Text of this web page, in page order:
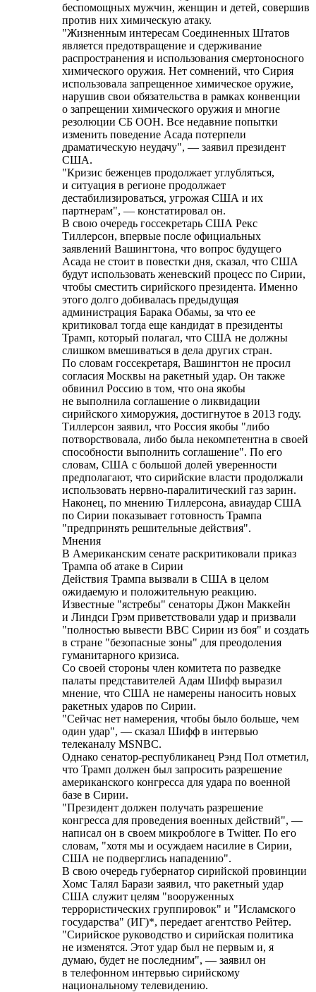
беспомощных мужчин, женщин и детей, совершив
против них химическую атаку.
"Жизненным интересам Соединенных Штатов
является предотвращение и сдерживание
распространения и использования смертоносного
химического оружия. Нет сомнений, что Сирия
использовала запрещенное химическое оружие,
нарушив свои обязательства в рамках конвенции
о запрещении химического оружия и многие
резолюции СБ ООН. Все недавние попытки
изменить поведение Асада потерпели
драматическую неудачу", — заявил президент
США.
"Кризис беженцев продолжает углубляться,
и ситуация в регионе продолжает
дестабилизироваться, угрожая США и их
партнерам", — констатировал он.
В свою очередь госсекретарь США Рекс
Тиллерсон, впервые после официальных
заявлений Вашингтона, что вопрос будущего
Асада не стоит в повестки дня, сказал, что США
будут использовать женевский процесс по Сирии,
чтобы сместить сирийского президента. Именно
этого долго добивалась предыдущая
администрация Барака Обамы, за что ее
критиковал тогда еще кандидат в президенты
Трамп, который полагал, что США не должны
слишком вмешиваться в дела других стран.
По словам госсекретаря, Вашингтон не просил
согласия Москвы на ракетный удар. Он также
обвинил Россию в том, что она якобы
не выполнила соглашение о ликвидации
сирийского химоружия, достигнутое в 2013 году.
Тиллерсон заявил, что Россия якобы "либо
потворствовала, либо была некомпетентна в своей
способности выполнить соглашение". По его
словам, США с большой долей уверенности
предполагают, что сирийские власти продолжали
использовать нервно-паралитический газ зарин.
Наконец, по мнению Тиллерсона, авиаудар США
по Сирии показывает готовность Трампа
"предпринять решительные действия".
Мнения
В Американским сенате раскритиковали приказ
Трампа об атаке в Сирии
Действия Трампа вызвали в США в целом
ожидаемую и положительную реакцию.
Известные "ястребы" сенаторы Джон Маккейн
и Линдси Грэм приветствовали удар и призвали
"полностью вывести ВВС Сирии из боя" и создать
в стране "безопасные зоны" для преодоления
гуманитарного кризиса.
Со своей стороны член комитета по разведке
палаты представителей Адам Шифф выразил
мнение, что США не намерены наносить новых
ракетных ударов по Сирии.
"Сейчас нет намерения, чтобы было больше, чем
один удар", — сказал Шифф в интервью
телеканалу MSNBC.
Однако сенатор-республиканец Рэнд Пол отметил,
что Трамп должен был запросить разрешение
американского конгресса для удара по военной
базе в Сирии.
"Президент должен получать разрешение
конгресса для проведения военных действий", —
написал он в своем микроблоге в Twitter. По его
словам, "хотя мы и осуждаем насилие в Сирии,
США не подверглись нападению".
В свою очередь губернатор сирийской провинции
Хомс Талял Барази заявил, что ракетный удар
США служит целям "вооруженных
террористических группировок" и "Исламского
государства" (ИГ)*, передает агентство Рейтер.
"Сирийское руководство и сирийская политика
не изменятся. Этот удар был не первым и, я
думаю, будет не последним", — заявил он
в телефонном интервью сирийскому
национальному телевидению.